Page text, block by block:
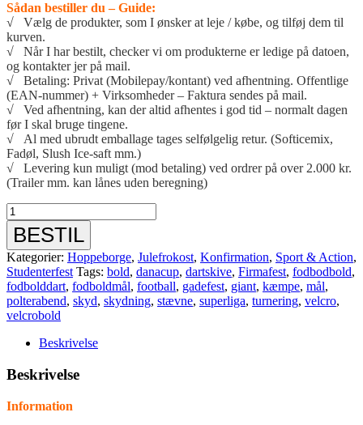
Sådan bestiller du – Guide:
√ Vælg de produkter, som I ønsker at leje / købe, og tilføj dem til
kurven.
√ Når I har bestilt, checker vi om produkterne er ledige på datoen,
og kontakter jer på mail.
√ Betaling: Privat (Mobilepay/kontant) ved afhentning. Offentlige
(EAN-nummer) + Virksomheder – Faktura sendes på mail.
√ Ved afhentning, kan der altid afhentes i god tid – normalt dagen
før I skal bruge tingene.
√ Al med ubrudt emballage tages selfølgelig retur. (Softicemix,
Fadøl, Slush Ice-saft mm.)
√ Levering kun muligt (mod betaling) ved ordrer på over 2.000 kr.
(Trailer mm. kan lånes uden beregning)
Stort
Fodboldmål
3
x
2,3
meter
antal
BESTIL
Kategorier: Hoppeborge, Julefrokost, Konfirmation, Sport & Action,
Studenterfest Tags: bold, danacup, dartskive, Firmafest, fodbodbold,
fodbolddart, fodboldmål, football, gadefest, giant, kæmpe, mål,
polterabend, skyd, skydning, stævne, superliga, turnering, velcro,
velcrobold
Beskrivelse
Beskrivelse
Information